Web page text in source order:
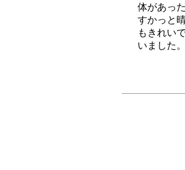
体があっ
すかっと
もきれい